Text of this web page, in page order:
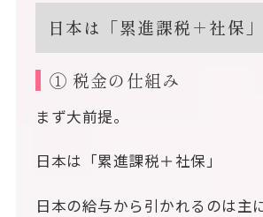
日本は「累進課税＋社保」
① 税金の仕組み
まず大前提。
日本は「累進課税＋社保」
日本の給与から引かれるのは主